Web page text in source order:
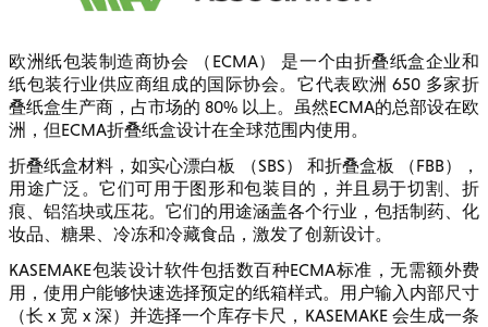
欧洲纸包装制造商协会 （ECMA） 是一个由折叠纸盒企业和
纸包装行业供应商组成的国际协会。它代表欧洲 650 多家折
叠纸盒生产商，占市场的 80% 以上。虽然ECMA的总部设在欧
洲，但ECMA折叠纸盒设计在全球范围内使用。
折叠纸盒材料，如实心漂白板 （SBS） 和折叠盒板 （FBB），
用途广泛。它们可用于图形和包装目的，并且易于切割、折
痕、铝箔块或压花。它们的用途涵盖各个行业，包括制药、化
妆品、糖果、冷冻和冷藏食品，激发了创新设计。
KASEMAKE包装设计软件包括数百种ECMA标准，无需额外费
用，使用户能够快速选择预定的纸箱样式。用户输入内部尺寸
（长 x 宽 x 深）并选择一个库存卡尺，KASEMAKE 会生成一条